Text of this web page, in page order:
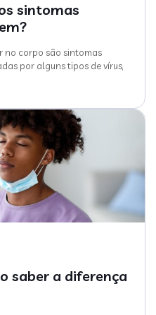
sintomas
no corpo são sintomas
por alguns tipos de vírus,
saber a diferença